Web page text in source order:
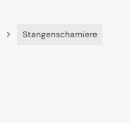
Stangenscharniere